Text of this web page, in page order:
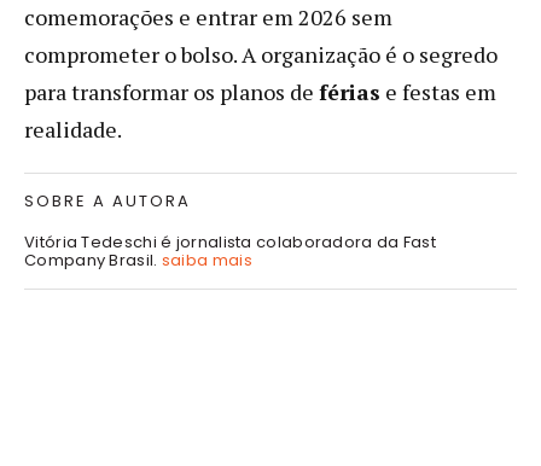
comemorações e entrar em 2026 sem
comprometer o bolso. A organização é o segredo
para transformar os planos de férias e festas em
realidade.
SOBRE A AUTORA
Vitória Tedeschi é jornalista colaboradora da Fast
Company Brasil. saiba mais